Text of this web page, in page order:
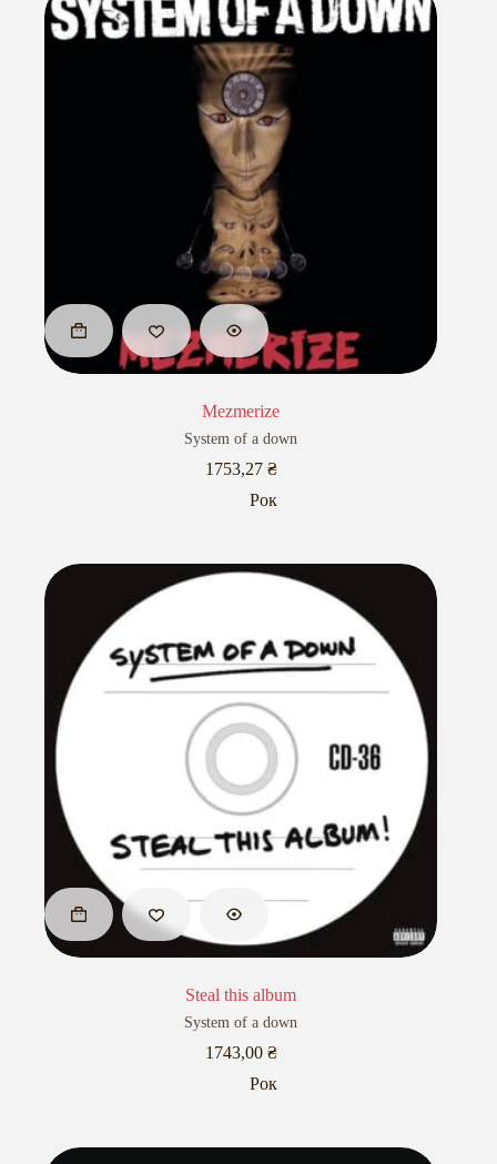
Mezmerize
System of a down
1753,27 ₴
Рок
Steal this album
System of a down
1743,00 ₴
Рок